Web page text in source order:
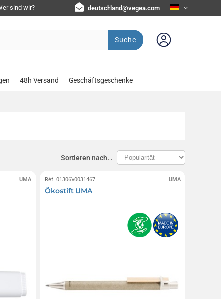
sind wir? deutschland@vegea.com
Suche
48h Versand Geschäftsgeschenke
Sortieren nach...
UMA UMA
Réf. 01306V0031467
Ökostift UMA